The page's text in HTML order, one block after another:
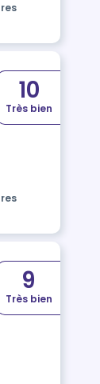
10
Très bien
9
Très bien